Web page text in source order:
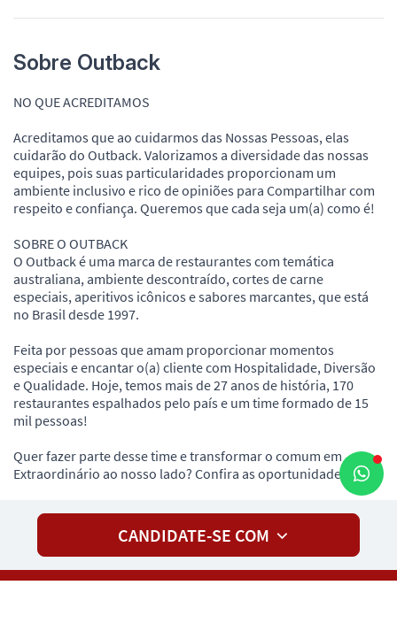
Sobre Outback
NO QUE ACREDITAMOS
Acreditamos que ao cuidarmos das Nossas Pessoas, elas
cuidarão do Outback. Valorizamos a diversidade das nossas
equipes, pois suas particularidades proporcionam um
ambiente inclusivo e rico de opiniões para Compartilhar com
respeito e confiança. Queremos que cada seja um(a) como é!
SOBRE O OUTBACK
O Outback é uma marca de restaurantes com temática
australiana, ambiente descontraído, cortes de carne
especiais, aperitivos icônicos e sabores marcantes, que está
no Brasil desde 1997.
Feita por pessoas que amam proporcionar momentos
especiais e encantar o(a) cliente com Hospitalidade, Diversão
e Qualidade. Hoje, temos mais de 27 anos de história, 170
restaurantes espalhados pelo país e um time formado de 15
mil pessoas!
Quer fazer parte desse time e transformar o comum em
Extraordinário ao nosso lado? Confira as oportunidades!
CANDIDATE-SE COM